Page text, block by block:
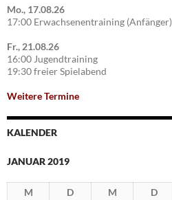
Mo., 17.08.26
17:00 Erwachsenentraining (Anfänger)
Fr., 21.08.26
16:00 Jugendtraining
19:30 freier Spielabend
Weitere Termine
KALENDER
JANUAR 2019
M D M D